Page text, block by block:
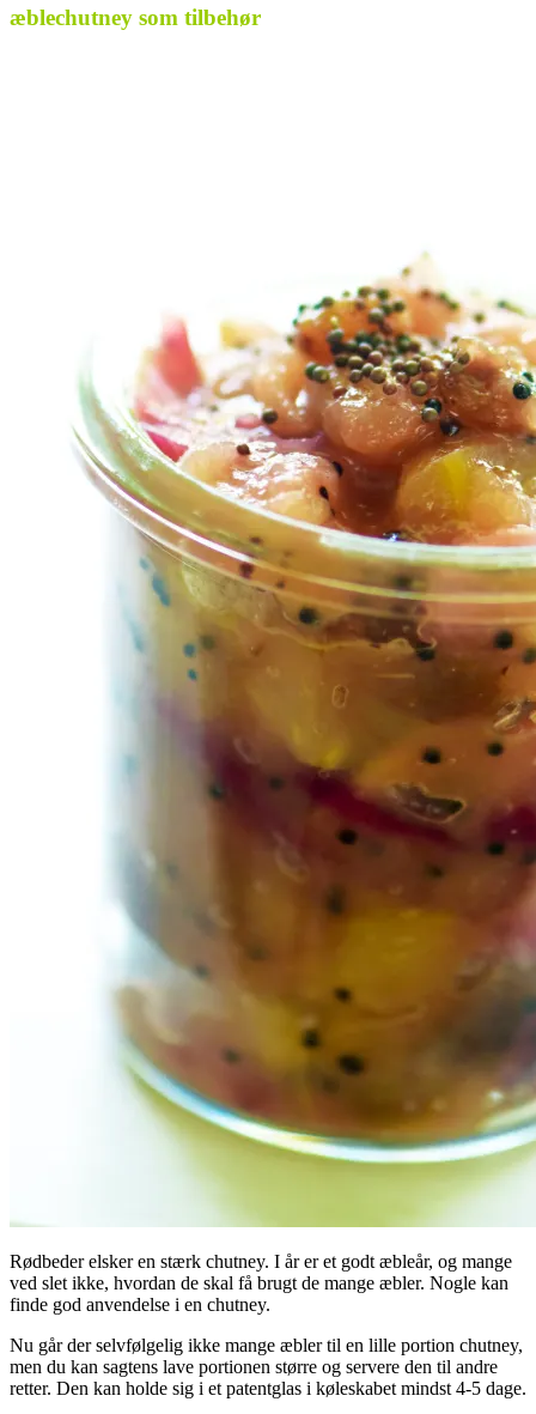
æblechutney som tilbehør
Rødbeder elsker en stærk chutney. I år er et godt æbleår, og mange
ved slet ikke, hvordan de skal få brugt de mange æbler. Nogle kan
finde god anvendelse i en chutney.
Nu går der selvfølgelig ikke mange æbler til en lille portion chutney,
men du kan sagtens lave portionen større og servere den til andre
retter. Den kan holde sig i et patentglas i køleskabet mindst 4-5 dage.